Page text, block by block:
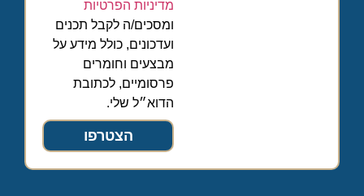
מדיניות הפרטיות
ומסכים/ה לקבל תכנים
ועדכונים, כולל מידע על
מבצעים וחומרים
פרסומיים, לכתובת
הדוא״ל שלי.
הצטרפו